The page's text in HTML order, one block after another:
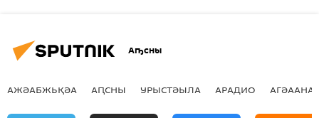
Аҧсны
АЖӘАБЖЬҚӘА АԤСНЫ УРЫСТӘЫЛА АРАДИО